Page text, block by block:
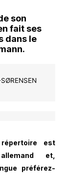
son
fait ses
dans le
est
et,
préférez-